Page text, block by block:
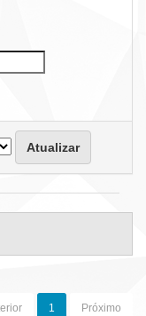
1 Próximo